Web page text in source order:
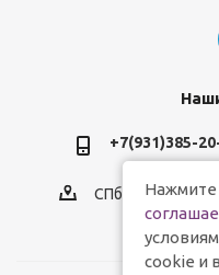
+7(931)385-
СПб,
Нажмите
cookie и